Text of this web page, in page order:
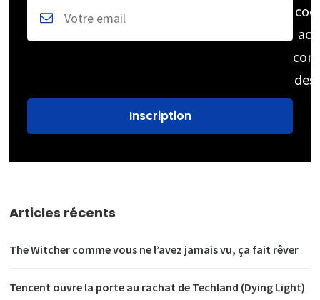
des
Articles récents
The Witcher comme vous ne l’avez jamais vu, ça fait rêver
Tencent ouvre la porte au rachat de Techland (Dying Light)